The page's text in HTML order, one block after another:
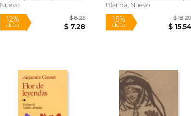
Nuevo
12% $ 8.25
$ 7.28
Blanda, Nuevo